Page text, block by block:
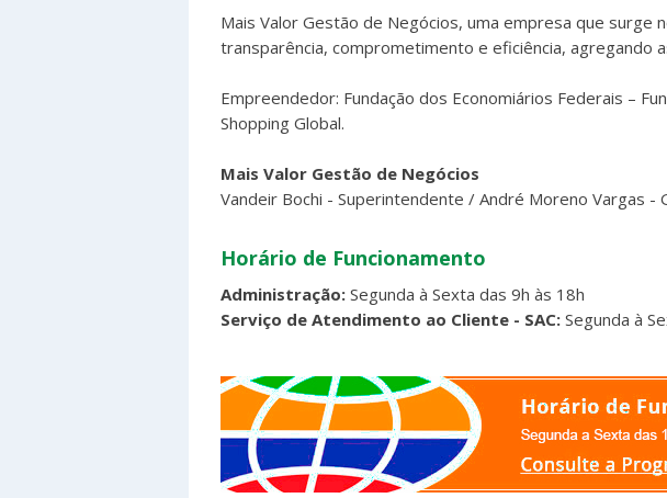
Mais Valor Gestão de Negócios, uma empresa que surge
transparência, comprometimento e eficiência, agregando
Empreendedor: Fundação dos Economiários Federais –
Shopping Global.
Mais Valor Gestão de Negócios
Vandeir Bochi - Superintendente / André Moreno Vargas -
Horário de Funcionamento
Administração: Segunda à Sexta das 9h às 18h
Serviço de Atendimento ao Cliente - SAC: Segunda à